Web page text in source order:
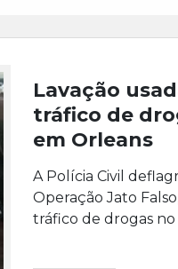
Lavação
tráfico de
em Orleans
A Polícia Civil
Operação Jato
tráfico de drogas no